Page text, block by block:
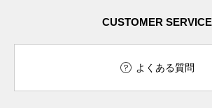
CUSTOMER SERVICE
よくある質問